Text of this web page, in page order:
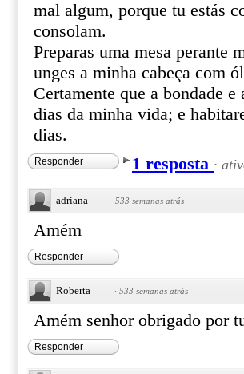
mal algum, porque tu estás
consolam.
Preparas uma mesa perante
unges a minha cabeça com
Certamente que a bondade
dias da minha vida; e
dias.
Responder 1 resposta ·
adriana · 533 semanas atrás
Amém
Responder
Roberta · 533 semanas atrás
Amém senhor obrigado por
Responder